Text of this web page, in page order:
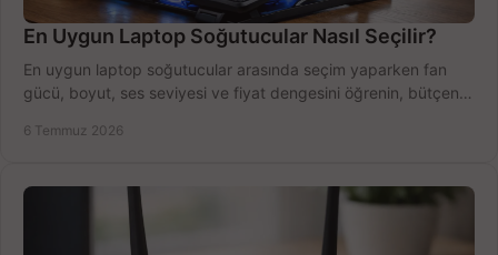
En Uygun Laptop Soğutucular Nasıl Seçilir?
En uygun laptop soğutucular arasında seçim yaparken fan
gücü, boyut, ses seviyesi ve fiyat dengesini öğrenin, bütçenizi
6 Temmuz 2026